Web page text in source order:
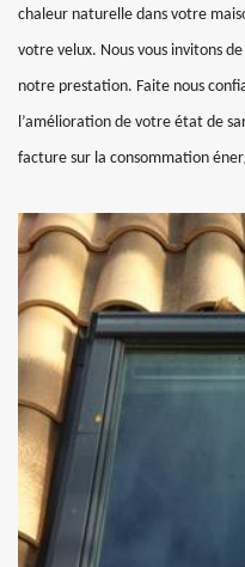
chaleur naturelle dans votre
votre velux. Nous vous invitons
notre prestation. Faite nous
l’amélioration de votre état de
facture sur la consommation